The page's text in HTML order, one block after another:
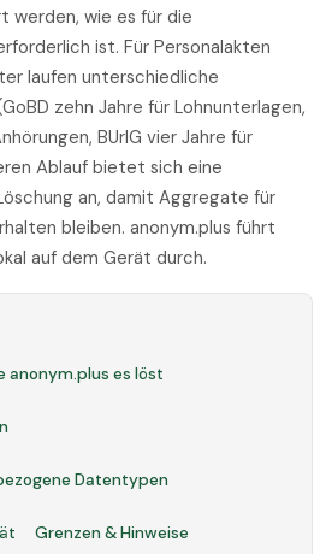
werden, wie es für die
ist. Für Personalakten
laufen unterschiedliche
zehn Jahre für Lohnunterlagen,
BUrlG vier Jahre für
Ablauf bietet sich eine
an, damit Aggregate für
bleiben. anonym.plus führt
auf dem Gerät durch.
anonym.plus es löst
Datentypen
Grenzen & Hinweise